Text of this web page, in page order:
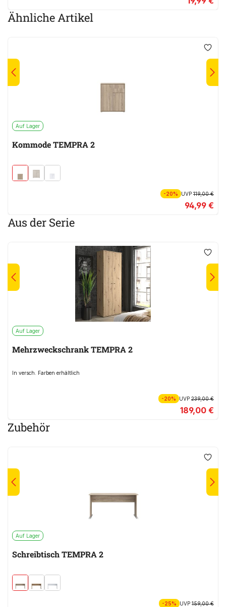
Ähnliche Artikel
Auf Lager
Kommode TEMPRA 2
-20% UVP119,00 €
94,99 €
Aus der Serie
Auf Lager
Mehrzweckschrank TEMPRA 2
In versch. Farben erhältlich
-20% UVP239,00 €
189,00 €
Zubehör
Auf Lager
Schreibtisch TEMPRA 2
-25% UVP159,00 €